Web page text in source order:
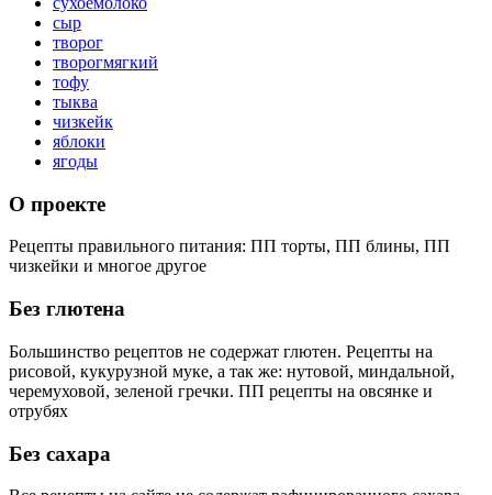
сыр
творог
творогмягкий
тофу
тыква
чизкейк
яблоки
ягоды
О проекте
Рецепты правильного питания: ПП торты, ПП блины, ПП
чизкейки и многое другое
Без глютена
Большинство рецептов не содержат глютен. Рецепты на
рисовой, кукурузной муке, а так же: нутовой, миндальной,
черемуховой, зеленой гречки. ПП рецепты на овсянке и
отрубях
Без сахара